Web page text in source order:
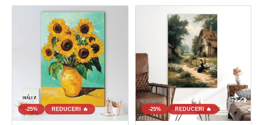
Dimensiunea de 66x66 cm și 90x90 cm - Tabloul are 2
cârlige.
-25% REDUCERI 🔥 -25% REDUCERI 🔥